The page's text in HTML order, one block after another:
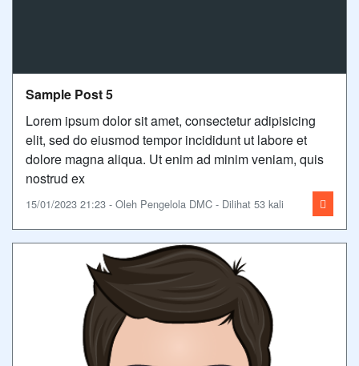
Sample Post 5
Lorem ipsum dolor sit amet, consectetur adipisicing
elit, sed do eiusmod tempor incididunt ut labore et
dolore magna aliqua. Ut enim ad minim veniam, quis
nostrud ex
15/01/2023 21:23 - Oleh Pengelola DMC - Dilihat 53 kali